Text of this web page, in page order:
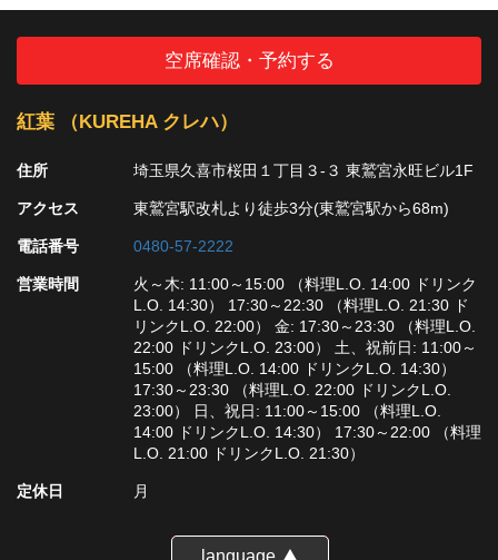
空席確認・予約する
紅葉 （KUREHA クレハ）
住所 埼玉県久喜市桜田１丁目３-３ 東鷲宮永旺ビル1F
アクセス 東鷲宮駅改札より徒歩3分(東鷲宮駅から68m)
電話番号 0480-57-2222
営業時間
火～木: 11:00～15:00 （料理L.O. 14:00 ドリンク
L.O. 14:30） 17:30～22:30 （料理L.O. 21:30 ド
リンクL.O. 22:00） 金: 17:30～23:30 （料理L.O.
22:00 ドリンクL.O. 23:00） 土、祝前日: 11:00～
15:00 （料理L.O. 14:00 ドリンクL.O. 14:30）
17:30～23:30 （料理L.O. 22:00 ドリンクL.O.
23:00） 日、祝日: 11:00～15:00 （料理L.O.
14:00 ドリンクL.O. 14:30） 17:30～22:00 （料理
L.O. 21:00 ドリンクL.O. 21:30）
定休日 月
language